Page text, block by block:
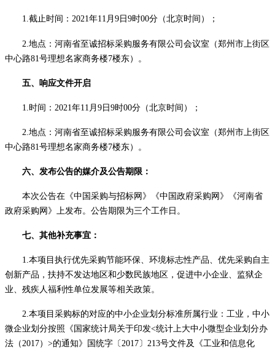
1.截止时间： 2021年11月9日 9时00分（北京时间）；
2.地点：河南省至诚招标采购服务有限公司会议室（郑州市上街区
中心路81号理想名家商务楼7楼东）。
五、响应文件开启
1.时间： 2021年11月9日9时00分 （北京时间）；
2.地点：河南省至诚招标采购服务有限公司会议室（郑州市上街区
中心路81号理想名家商务楼7楼东）。
六、发布公告的媒介及公告期限：
本次公告在《中国采购与招标网》《中国政府采购网》《河南省
政府采购网》上发布。公告期限为三个工作日。
七、其他补充事宜：
1.本项目执行优先采购节能环保、环境标志性产品、优先采购自主
创新产品，扶持不发达地区和少数民族地区，促进中小企业、监狱企
业、残疾人福利性单位发展等相关政策。
2.本项目采购标的对应的中小企业划分标准所属行业：工业，中小
微企业划分按照《国家统计局关于印发<统计上大中小微型企业划分办
法（2017）>的通知》国统字〔2017〕213号文件及《工业和信息化